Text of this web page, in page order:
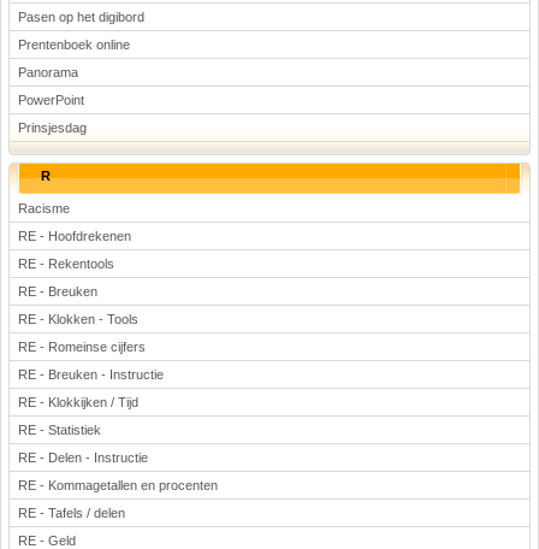
Pasen op het digibord
Prentenboek online
Panorama
PowerPoint
Prinsjesdag
R
Racisme
RE - Hoofdrekenen
RE - Rekentools
RE - Breuken
RE - Klokken - Tools
RE - Romeinse cijfers
RE - Breuken - Instructie
RE - Klokkijken / Tijd
RE - Statistiek
RE - Delen - Instructie
RE - Kommagetallen en procenten
RE - Tafels / delen
RE - Geld